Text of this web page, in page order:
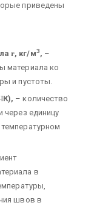
приведены
r, кг/м3, –
материала ко
и пустоты.
К), – количество
через единицу
в
швов в